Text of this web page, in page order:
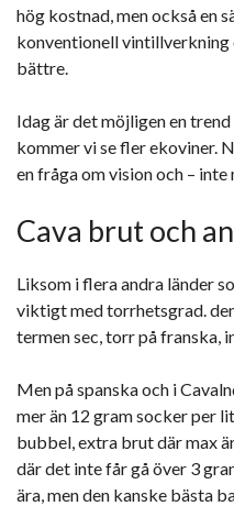
hög kostnad, men också en
konventionell vintillverkning
bättre.
Idag är det möjligen en
kommer vi se fler ekoviner.
en fråga om vision och – inte
Cava brut och
Liksom i flera andra länder
viktigt med torrhetsgrad.
termen sec, torr på franska,
Men på spanska och i
mer än 12 gram socker per
bubbel, extra brut där max
där det inte får gå över 3
ära, men den kanske bästa